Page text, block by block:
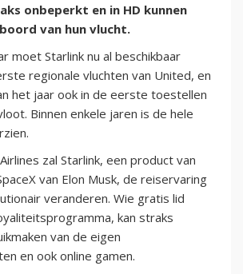
onbeperkt en in HD kunnen
van hun vlucht.
moet Starlink nu al beschikbaar
regionale vluchten van United, en
het jaar ook in de eerste toestellen
Binnen enkele jaren is de hele
zal Starlink, een product van
van Elon Musk, de reiservaring
veranderen. Wie gratis lid
kan straks
van de eigen
en ook online gamen.